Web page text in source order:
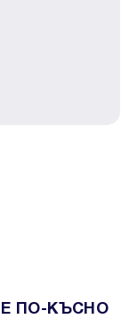
ПО-КЪСНО